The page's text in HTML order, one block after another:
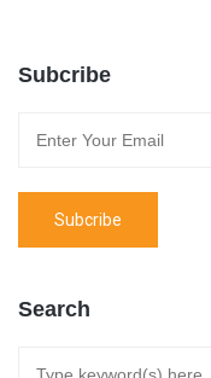
Subcribe
Search